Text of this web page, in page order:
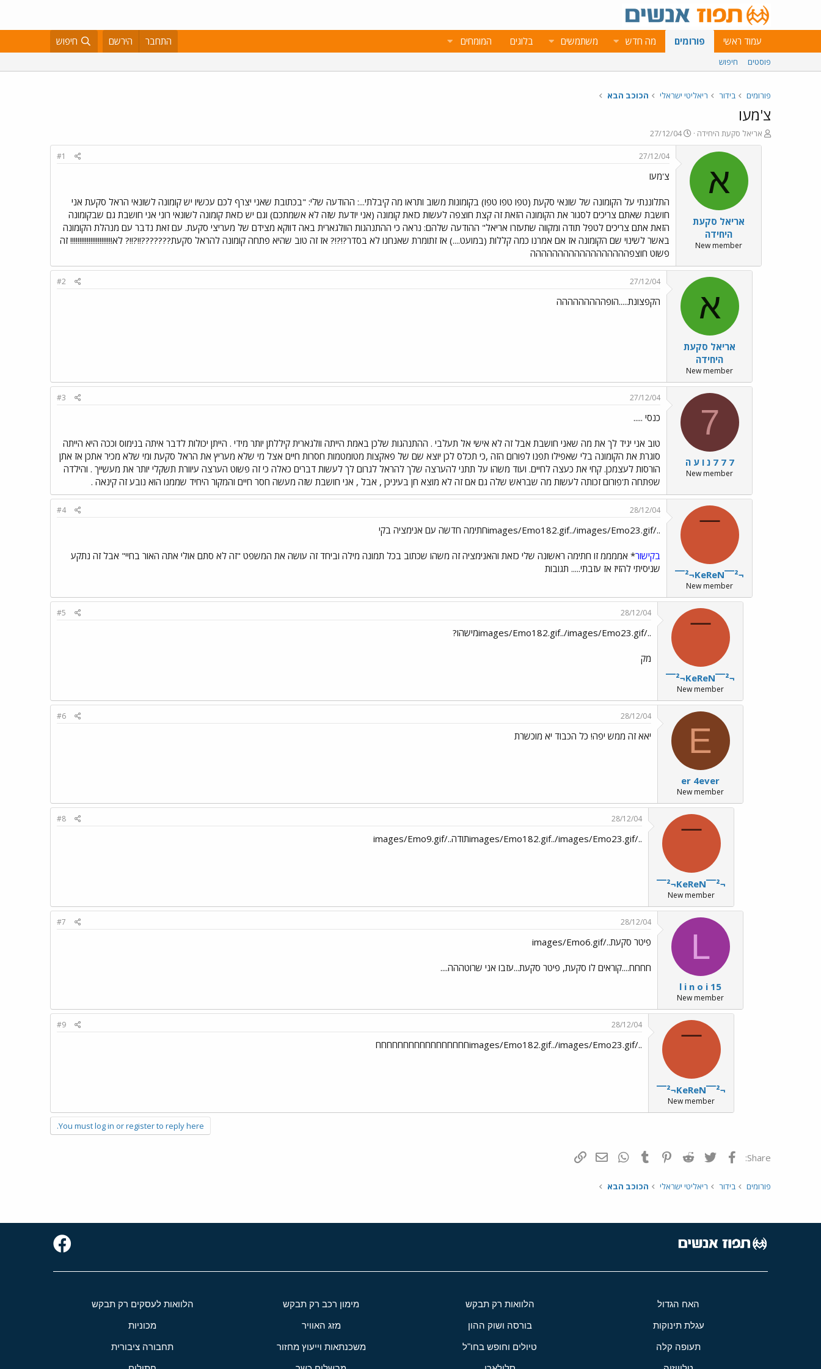
עמוד ראשי פורומים מה חדש משתמשים בלוגים המומחים התחבר הירשם חיפוש
פוסטים חיפוש
פורומים בידור ריאליטי ישראלי הכוכב הבא
צ'מעו
פ
ו
אריאל סקעת היחידה
פ
ו
ס
27/12/04
א
אריאל סקעת
היחידה
New member
27/12/04
#1
צ'מעו
התלוננתי על הקומונה של שונאי סקעת (טפו טפו טפו) בקומונות משוב ותראו מה קיבלתי...: ההודעה שלי: "בכתובת שאני יצרף לכם עכשיו יש קומונה לשונאי הראל סקעת אני
חושבת שאתם צריכים לסגור את הקומונה הזאת זה קצת חוצפה לעשות כזאת קומונה (אני יודעת שזה לא אשמתכם) וגם יש כזאת קומונה לשונאי רוני אני חושבת גם שבקומונה
הזאת אתם צריכים לטפל תודה ומקווה שתעזרו אריאל" ההודעה שלהם: נראה כי ההתנהגות הוולגארית באה דווקא מצידם של מעריצי סקעת. עם זאת נדבר עם מנהלת הקומונה
באשר לשינוי שם הקומונה אז אם אמרנו כמה קללות (במועט....) אז זתומרת שאנחנו לא בסדר?!?!? אז זה טוב שהיא פתחה קומונה להראל סקעת???????!!?!!? לא!!!!!!!!!!!!!!!!!!!!!!! זה
פשוט חוצפהההההההההההההההההה
א
אריאל סקעת
היחידה
New member
27/12/04
#2
הקפצונת.....הופההההההההה
7
7 7 7 נ ו ע ה
New member
27/12/04
#3
כנסי .....
טוב אני יגיד לך את מה שאני חושבת אבל זה לא אישי אל תעלבי . ההתנהגות שלכן באמת הייתה וולגארית קיללתן יותר מידי . הייתן יכולות לדבר איתה בנימוס וככה היא הייתה
סוגרת את הקומונה בלי שאפילו תפנו לפורום הזה ,כי תכלס לכן יוצא שם של פאקצות מטומטמות חסרות חיים אצל מי שלא מעריץ את הראל סקעת ומי שלא מכיר אתכן אז אתן
הורסות לעצמכן. קחי את כעצה לחיים. ועוד משהו על תתני להערצה שלך להראל לגרום לך לעשות דברים כאלה כי זה פשוט הערצה עיוורת תשקלי יותר את מעשייך . והילדה
שפתחה ת'פורום זכותה לעשות מה שבראש שלה גם אם זה לא מוצא חן בעיניכן , אבל , אני חושבת שזה מעשה חסר חיים והמקור היחיד שממנו הוא נובע זה קינאה .
¯
¯¯²¬KeReN¯¯²¬
New member
28/12/04
#4
../images/Emo182.gif../images/Emo23.gifחתימה חדשה עם אנימציה בקי
בקישור* אממממ זו חתימה ראשונה שלי כזאת והאנימציה זה משהו שכתוב בכל תמונה מילה וביחד זה עושה את המשפט "זה לא סתם אולי אתה האור בחיי" אבל זה נתקע
שניסיתי להזיז אז עזבתי..... תגובות
¯
¯¯²¬KeReN¯¯²¬
New member
28/12/04
#5
../images/Emo182.gif../images/Emo23.gifמישהו?
מק
E
er 4ever
New member
28/12/04
#6
יאא זה ממש יפה! כל הכבוד יא מוכשרת
¯
¯¯²¬KeReN¯¯²¬
New member
28/12/04
#8
../images/Emo182.gif../images/Emo23.gifתודה../images/Emo9.gif
L
l i n o i 15
New member
28/12/04
#7
פיטר סקעת../images/Emo6.gif
חחחח....קוראים לו סקעת, פיטר סקעת...עזבו אני שרוטההה....
¯
¯¯²¬KeReN¯¯²¬
New member
28/12/04
#9
../images/Emo182.gif../images/Emo23.gifחחחחחחחחחחחחחחחחח
You must log in or register to reply here.
Share: פייסבוק Twitter
Reddit
Pinterest
Tumblr
WhatsAppדואר אלקטרוני
פורומים בידור ריאליטי ישראלי הכוכב הבא
האח הגדול הלוואות רק תבקש מימון רכב רק תבקש הלוואות לעסקים רק תבקש
עגלת תינוקות בורסה ושוק ההון מזג האוויר מכוניות
תעופה קלה טיולים וחופש בחו"ל משכנתאות וייעוץ מחזור תחבורה ציבורית